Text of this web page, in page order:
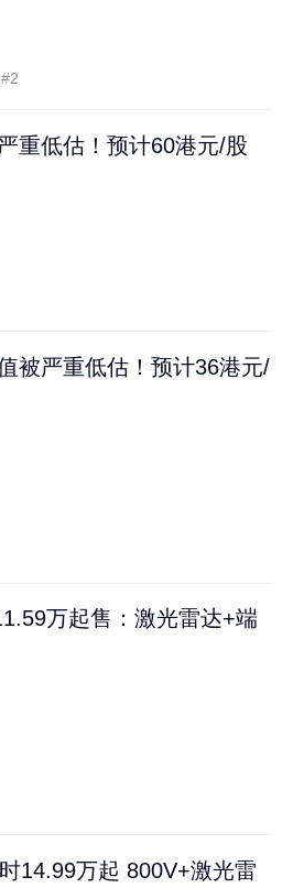
重低估！预计60港元/股
被严重低估！预计36港元/
万起售：激光雷达+端
14.99万起 800V+激光雷